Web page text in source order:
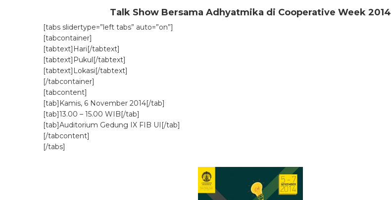
Talk Show Bersama Adhyatmika di Cooperative Week 2014
[tabs slidertype=”left tabs” auto=”on”]
[tabcontainer]
[tabtext]Hari[/tabtext]
[tabtext]Pukul[/tabtext]
[tabtext]Lokasi[/tabtext]
[/tabcontainer]
[tabcontent]
[tab]Kamis, 6 November 2014[/tab]
[tab]13.00 – 15.00 WIB[/tab]
[tab]Auditorium Gedung IX FIB UI[/tab]
[/tabcontent]
[/tabs]